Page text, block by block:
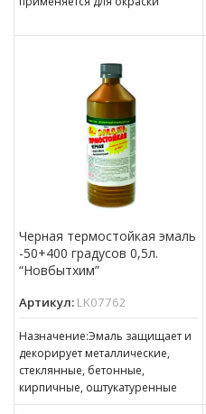
каминов, печей, плит и грилей,
Черная термостойкая эмаль
-50+400 градусов 0,5л.
“Новбытхим”
Артикул: LK07762
Назначение:Эмаль защищает и
декорирует металлические,
стеклянные, бетонные,
кирпичные, оштукатуренные
изделия и сооружения,